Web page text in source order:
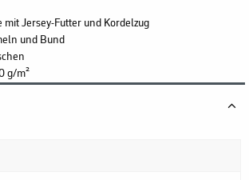
mit Jersey-Futter und Kordelzug
und Bund
g/m²